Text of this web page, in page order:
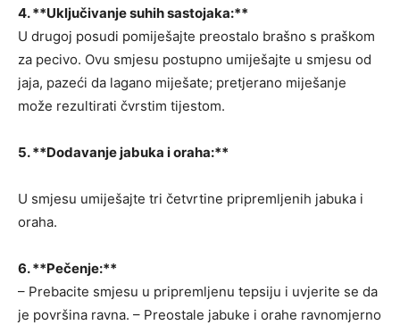
4. **Uključivanje suhih sastojaka:**
U drugoj posudi pomiješajte preostalo brašno s praškom
za pecivo. Ovu smjesu postupno umiješajte u smjesu od
jaja, pazeći da lagano miješate; pretjerano miješanje
može rezultirati čvrstim tijestom.
5. **Dodavanje jabuka i oraha:**
U smjesu umiješajte tri četvrtine pripremljenih jabuka i
oraha.
6. **Pečenje:**
– Prebacite smjesu u pripremljenu tepsiju i uvjerite se da
je površina ravna. – Preostale jabuke i orahe ravnomjerno